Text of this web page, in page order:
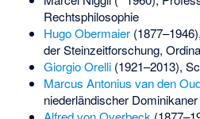
Rechtsphilosophie
Hugo Obermaier
der Steinzeitforschung,
Giorgio Orelli(1921–2013),
Marcus Antonius van den
niederländischer